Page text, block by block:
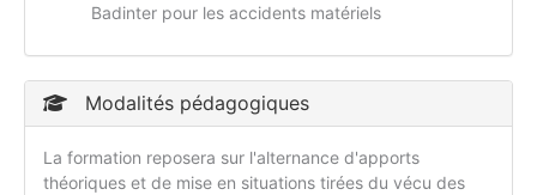
Badinter pour les accidents matériels
Modalités pédagogiques
La formation reposera sur l'alternance d'apports
théoriques et de mise en situations tirées du vécu des